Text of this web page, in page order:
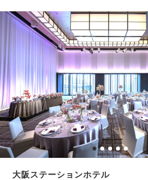
大阪ステーションホテル